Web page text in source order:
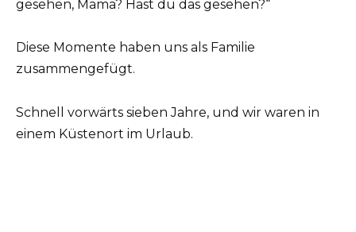
gesehen, Mama? Hast du das gesehen?“
Diese Momente haben uns als Familie
zusammengefügt.
Schnell vorwärts sieben Jahre, und wir waren in
einem Küstenort im Urlaub.